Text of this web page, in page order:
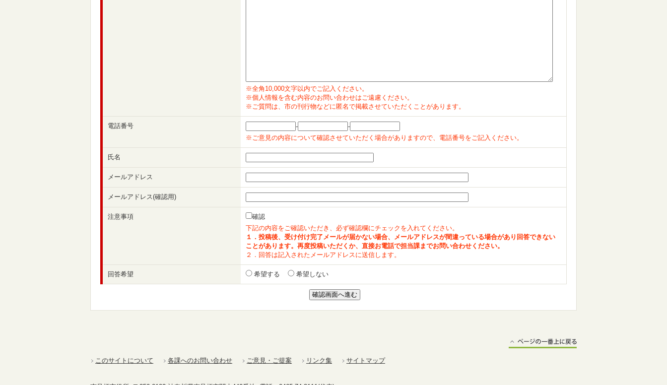
※全角10,000文字以内でご記入ください。
※個人情報を含む内容のお問い合わせはご遠慮ください。
※ご質問は、市の刊行物などに匿名で掲載させていただくことがあります。
電話番号 -
-
※ご意見の内容について確認させていただく場合がありますので、電話番号をご記入ください。
氏名
メールアドレス
メールアドレス(確認用)
注意事項
確認
下記の内容をご確認いただき、必ず確認欄にチェックを入れてください。
１．投稿後、受け付け完了メールが届かない場合、メールアドレスが間違っている場合があり回答できない
ことがあります。再度投稿いただくか、直接お電話で担当課までお問い合わせください。
２．回答は記入されたメールアドレスに送信します。
回答希望 希望する 希望しない
このサイトについて 各課へのお問い合わせ ご意見・ご提案 リンク集 サイトマップ